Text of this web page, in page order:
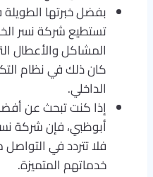
بفضل خبرتها
تستطيع شركة نسر
المشاكل والأعطال
كان ذلك في نظام
الداخلي.
إذا كنت تبحث عن
أبوظبي، فإن شركة
فلا تتردد في
خدماتهم المتميزة.